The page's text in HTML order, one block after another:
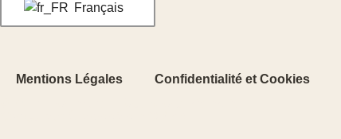
Français
Mentions Légales Confidentialité et Cookies